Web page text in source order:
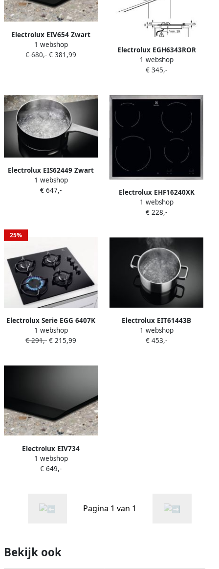
Electrolux EIV654 Zwart
Ingebouwd 60 cm
Inductiekookplaat zones 4
1 webshop
€ 680,- € 381,99
Electrolux EGH6343ROR
Zwart Ingebouwd 60 cm
Gaskookplaat 4 zone(s)
1 webshop
€ 345,-
Electrolux EIS62449 Zwart
Ingebouwd 60 cm Zone van
inductiekookplaat 4 zone(s)
1 webshop
€ 647,-
Electrolux EHF16240XK
kookplaat Zwart Inbouw
keramische kookplaat 4
1 webshop
€ 228,-
25%
Electrolux Serie EGG 6407K
Inbouw Gaskookplaat 59 cm
Glazen Oppervlak
1 webshop
€ 291,- € 215,99
Electrolux EIT61443B
kookplaat Zwart
Ingebouwd Zone van
1 webshop
€ 453,-
Electrolux EIV734
Inductiekookplaat
1 webshop
€ 649,-
Pagina 1 van 1
Bekijk ook